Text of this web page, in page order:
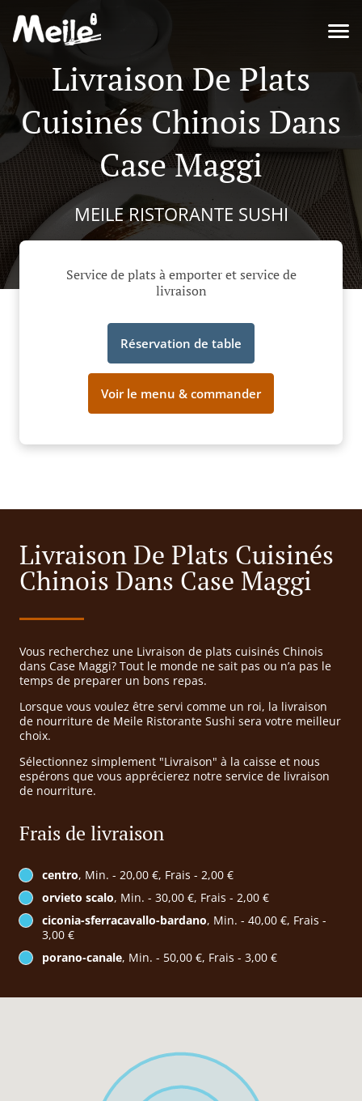
Livraison De Plats
Cuisinés Chinois Dans
Case Maggi
MEILE RISTORANTE SUSHI
Service de plats à emporter et service de
livraison
Réservation de table
Voir le menu & commander
Livraison De Plats Cuisinés
Chinois Dans Case Maggi
Vous recherchez une Livraison de plats cuisinés Chinois
dans Case Maggi? Tout le monde ne sait pas ou n’a pas le
temps de preparer un bons repas.
Lorsque vous voulez être servi comme un roi, la livraison
de nourriture de Meile Ristorante Sushi sera votre meilleur
choix.
Sélectionnez simplement "Livraison" à la caisse et nous
espérons que vous apprécierez notre service de livraison
de nourriture.
Frais de livraison
centro, Min. - 20,00 €, Frais - 2,00 €
orvieto scalo, Min. - 30,00 €, Frais - 2,00 €
ciconia-sferracavallo-bardano, Min. - 40,00 €, Frais -
3,00 €
porano-canale, Min. - 50,00 €, Frais - 3,00 €